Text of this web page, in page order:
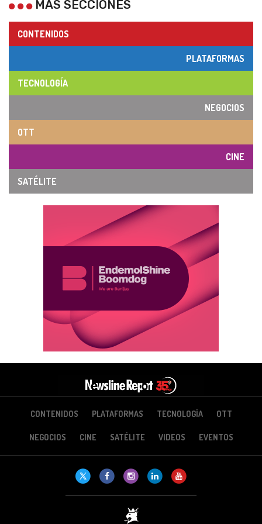
MÁS SECCIONES
CONTENIDOS
PLATAFORMAS
TECNOLOGÍA
NEGOCIOS
OTT
CINE
SATÉLITE
CONTENIDOS PLATAFORMAS TECNOLOGÍA OTT
NEGOCIOS CINE SATÉLITE VIDEOS EVENTOS